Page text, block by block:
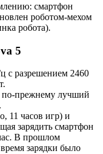
смартфон
роботом-мехом
робота).
5
с разрешением 2460
по-прежнему лучший
11 часов игр) и
зарядить смартфон
В прошлом
зарядки было